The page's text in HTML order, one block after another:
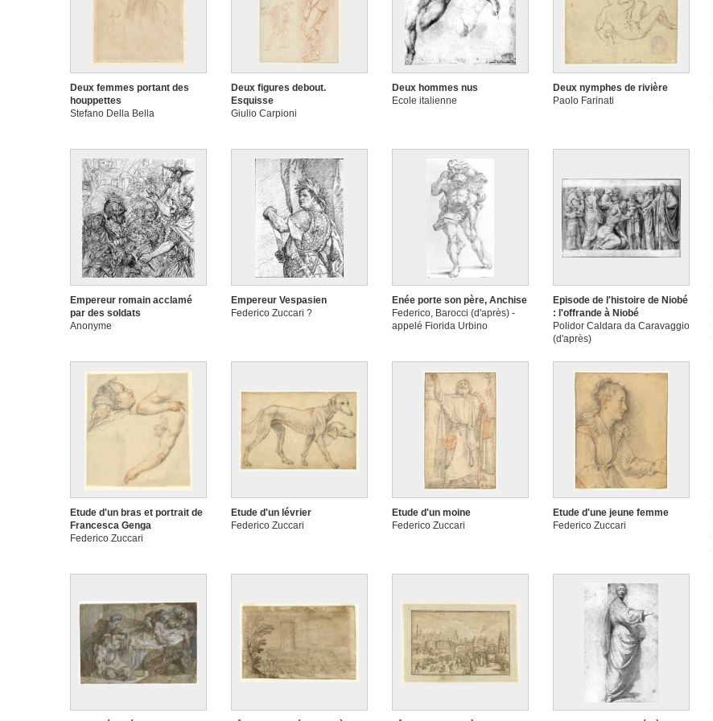
Deux femmes portant des
houppettes
Stefano Della Bella
Deux figures debout.
Esquisse
Giulio Carpioni
Deux hommes nus
Ecole italienne
Deux nymphes de rivière
Paolo Farinati
Empereur romain acclamé
par des soldats
Anonyme
Empereur Vespasien
Federico Zuccari ?
Enée porte son père, Anchise
Federico, Barocci (d'après) -
appelé Fiorida Urbino
Episode de l'histoire de Niobé
: l'offrande à Niobé
Polidor Caldara da Caravaggio
(d'après)
Etude d'un bras et portrait de
Francesca Genga
Federico Zuccari
Etude d'un lévrier
Federico Zuccari
Etude d'un moine
Federico Zuccari
Etude d'une jeune femme
Federico Zuccari